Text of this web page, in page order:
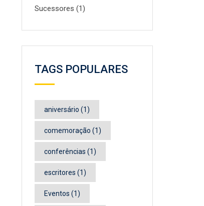
Sucessores (1)
TAGS POPULARES
aniversário (1)
comemoração (1)
conferências (1)
escritores (1)
Eventos (1)